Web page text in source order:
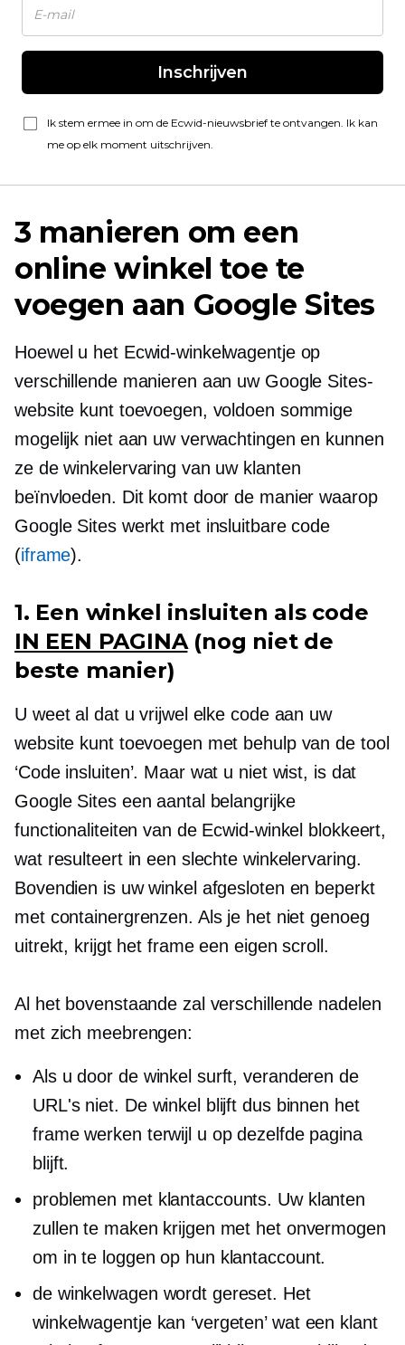
Inschrijven
Ik stem ermee in om de Ecwid-nieuwsbrief te ontvangen. Ik kan
me op elk moment uitschrijven.
3 manieren om een ​​
online winkel toe te
voegen aan Google Sites
Hoewel u het Ecwid-winkelwagentje op
verschillende manieren aan uw Google Sites-
website kunt toevoegen, voldoen sommige
mogelijk niet aan uw verwachtingen en kunnen
ze de winkelervaring van uw klanten
beïnvloeden. Dit komt door de manier waarop
Google Sites werkt met insluitbare code
(iframe).
1. Een winkel insluiten als code
IN EEN PAGINA(nog niet de
beste manier)
U weet al dat u vrijwel elke code aan uw
website kunt toevoegen met behulp van de tool
‘Code insluiten’. Maar wat u niet wist, is dat
Google Sites een aantal belangrijke
functionaliteiten van de Ecwid-winkel blokkeert,
wat resulteert in een slechte winkelervaring.
Bovendien is uw winkel afgesloten en beperkt
met containergrenzen. Als je het niet genoeg
uitrekt, krijgt het frame een eigen scroll.
Al het bovenstaande zal verschillende nadelen
met zich meebrengen:
Als u door de winkel surft, veranderen de
URL's niet. De winkel blijft dus binnen het
frame werken terwijl u op dezelfde pagina
blijft.
problemen met klantaccounts. Uw klanten
zullen te maken krijgen met het onvermogen
om in te loggen op hun klantaccount.
de winkelwagen wordt gereset. Het
winkelwagentje kan ‘vergeten’ wat een klant